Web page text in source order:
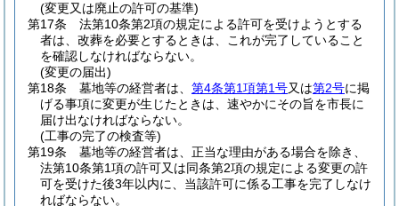
(変更又は廃止の許可の基準)
第17条
法第10条第2項の規定による許可を受けようとする
者は、改葬を必要とするときは、これが完了していること
を確認しなければならない。
(変更の届出)
第18条
墓地等の経営者は、 第4条第1項第1号又は第2号に掲
げる事項に変更が生じたときは、速やかにその旨を市長に
届け出なければならない。
(工事の完了の検査等)
第19条
墓地等の経営者は、正当な理由がある場合を除き、
法第10条第1項の許可又は同条第2項の規定による変更の許
可を受けた後3年以内に、当該許可に係る工事を完了しなけ
ればならない。